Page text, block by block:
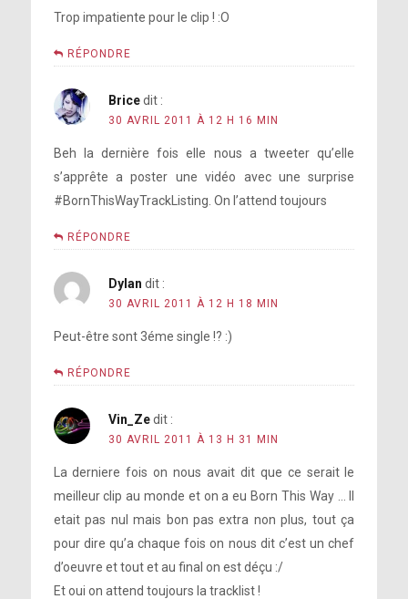
Trop impatiente pour le clip ! :O
RÉPONDRE
Brice dit :
30 AVRIL 2011 À 12 H 16 MIN
Beh la dernière fois elle nous a tweeter qu’elle
s’apprête a poster une vidéo avec une surprise
#BornThisWayTrackListing. On l’attend toujours
RÉPONDRE
Dylan dit :
30 AVRIL 2011 À 12 H 18 MIN
Peut-être sont 3éme single !? :)
RÉPONDRE
Vin_Ze dit :
30 AVRIL 2011 À 13 H 31 MIN
La derniere fois on nous avait dit que ce serait le
meilleur clip au monde et on a eu Born This Way … Il
etait pas nul mais bon pas extra non plus, tout ça
pour dire qu’a chaque fois on nous dit c’est un chef
d’oeuvre et tout et au final on est déçu :/
Et oui on attend toujours la tracklist !